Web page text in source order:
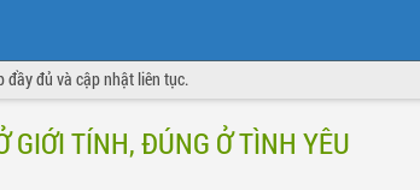
đầy đủ và cập nhật liên tục.
GIỚI TÍNH, ĐÚNG Ở TÌNH YÊU